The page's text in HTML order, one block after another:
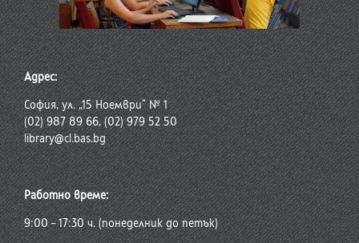
Адрес:
София, ул. „15 Ноември“ № 1
(02) 987 89 66, (02) 979 52 50
library@cl.bas.bg
Работно време:
9:00 – 17:30 ч. (понеделник до петък)